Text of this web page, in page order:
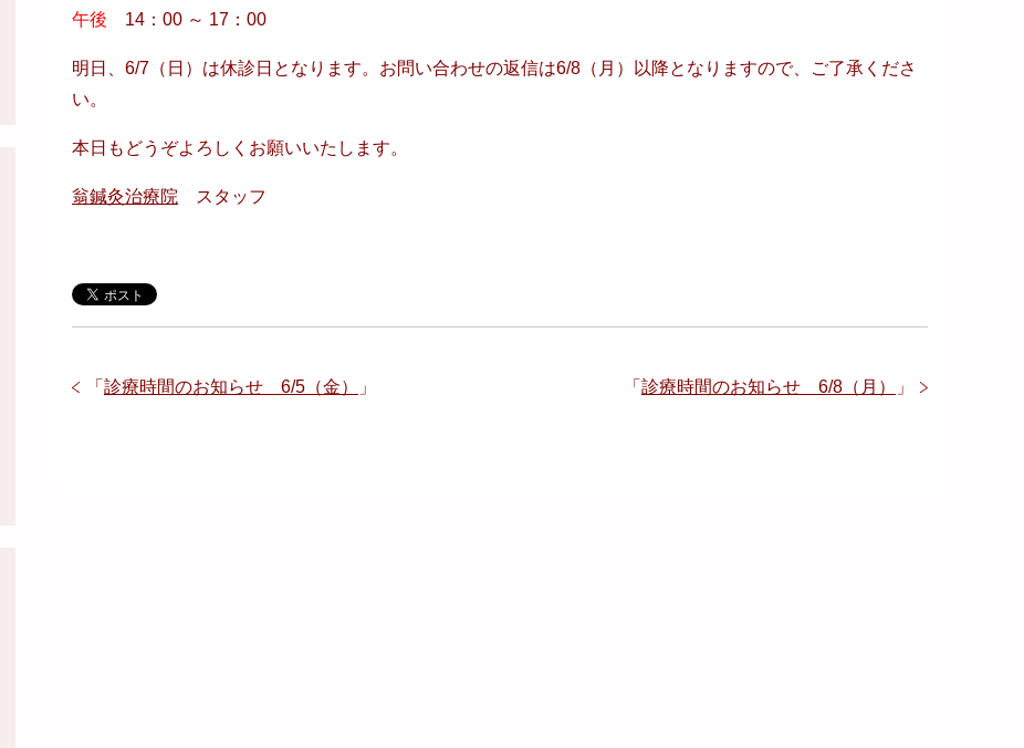
午後 14：00 ～ 17：00
明日、6/7（日）は休診日となります。お問い合わせの返信は6/8（月）以降となりますので、ご了承くださ
い。
本日もどうぞよろしくお願いいたします。
翁鍼灸治療院 スタッフ
「 診療時間のお知らせ 6/8（月） 」
「 診療時間のお知らせ 6/5（金） 」